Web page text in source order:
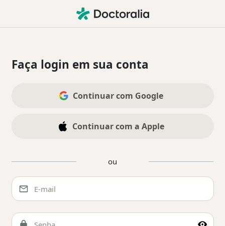
Faça login em sua conta
Através das redes sociais
Continuar com Google
Continuar com a Apple
ou
Através do formulário de início de